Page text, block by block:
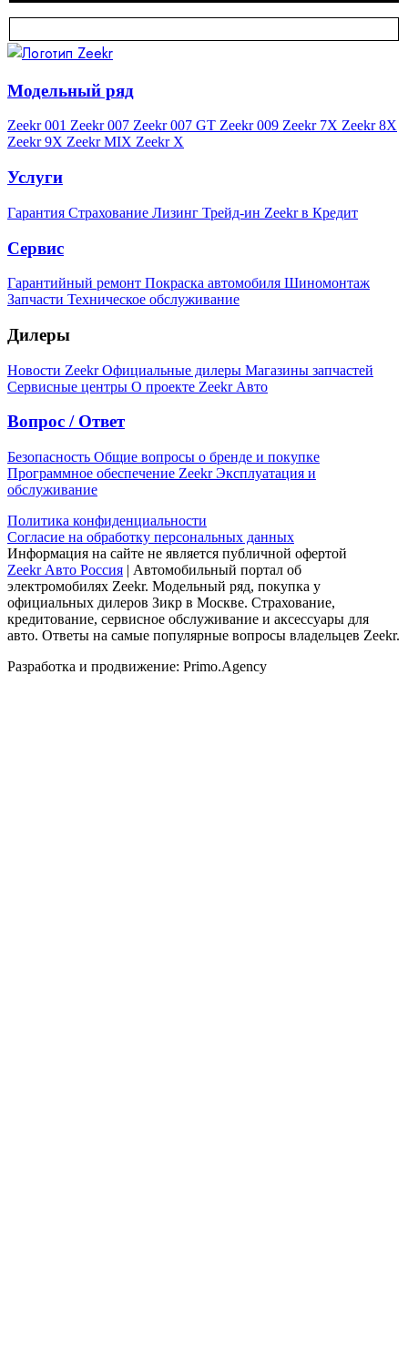
Модельный ряд
Zeekr 001 Zeekr 007 Zeekr 007 GT Zeekr 009 Zeekr 7X Zeekr 8X
Zeekr 9X Zeekr MIX Zeekr X
Услуги
Гарантия Страхование Лизинг Трейд-ин Zeekr в Кредит
Сервис
Гарантийный ремонт Покраска автомобиля Шиномонтаж
Запчасти Техническое обслуживание
Дилеры
Новости ZeekrОфициальные дилеры Магазины запчастей
Сервисные центры О проекте Zeekr Авто
Вопрос / Ответ
Безопасность Общие вопросы о бренде и покупке
Программное обеспечение ZeekrЭксплуатация и
обслуживание
Политика конфиденциальности
Согласие на обработку персональных данных
Информация на сайте не является публичной офертой
Zeekr Авто Россия | Автомобильный портал об
электромобилях Zeekr. Модельный ряд, покупка у
официальных дилеров Зикр в Москве. Страхование,
кредитование, сервисное обслуживание и аксессуары для
авто. Ответы на самые популярные вопросы владельцев Zeekr.
Разработка и продвижение: Primo.Agency